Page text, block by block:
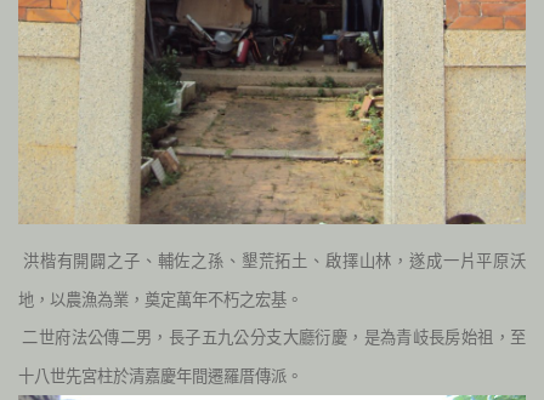
洪楷有開闢之子、輔佐之孫、墾荒拓土、啟擇山林，遂成一片平原沃
地，以農漁為業，奠定萬年不朽之宏基。
二世府法公傳二男，長子五九公分支大廳衍慶，是為青岐長房始祖，至
十八世先宮柱於清嘉慶年間遷羅厝傳派。